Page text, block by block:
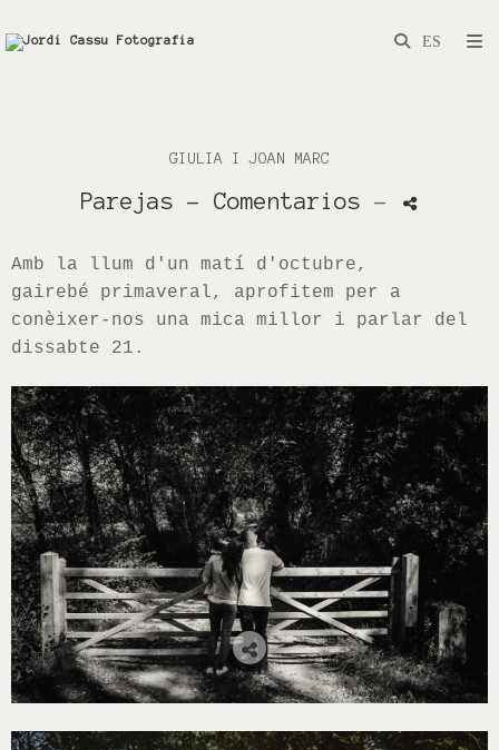
GIULIA I JOAN MARC
Parejas - Comentarios -
Amb la llum d'un matí d'octubre,
gairebé primaveral, aprofitem per a
conèixer-nos una mica millor i parlar del
dissabte 21.